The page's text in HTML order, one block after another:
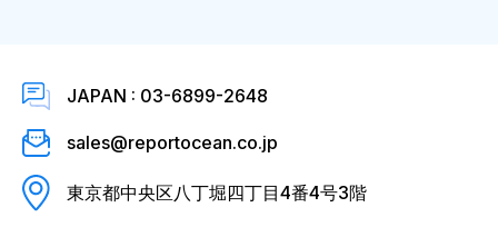
JAPAN : 03-6899-2648
sales@reportocean.co.jp
東京都中央区八丁堀四丁目4番4号3階